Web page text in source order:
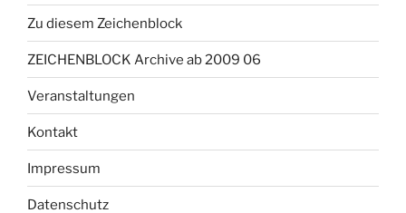
Zu diesem Zeichenblock
ZEICHENBLOCK Archive ab 2009 06
Veranstaltungen
Kontakt
Impressum
Datenschutz